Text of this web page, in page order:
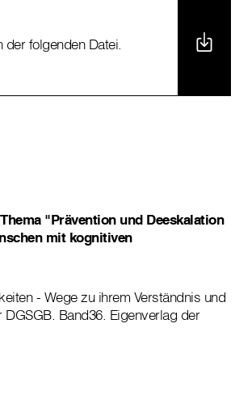
folgenden Datei.
"Prävention und Deeskalation
mit kognitiven
- Wege zu ihrem Verständnis und
Band36. Eigenverlag der